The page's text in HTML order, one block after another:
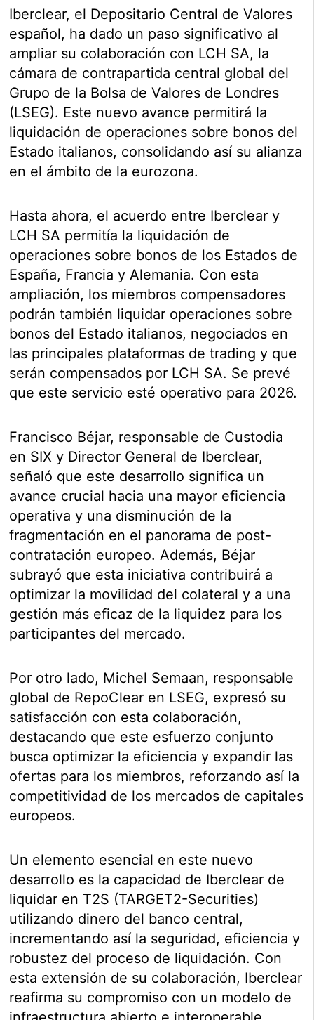
Iberclear, el Depositario Central de Valores
español, ha dado un paso significativo al
ampliar su colaboración con LCH SA, la
cámara de contrapartida central global del
Grupo de la Bolsa de Valores de Londres
(LSEG). Este nuevo avance permitirá la
liquidación de operaciones sobre bonos del
Estado italianos, consolidando así su alianza
en el ámbito de la eurozona.
Hasta ahora, el acuerdo entre Iberclear y
LCH SA permitía la liquidación de
operaciones sobre bonos de los Estados de
España, Francia y Alemania. Con esta
ampliación, los miembros compensadores
podrán también liquidar operaciones sobre
bonos del Estado italianos, negociados en
las principales plataformas de trading y que
serán compensados por LCH SA. Se prevé
que este servicio esté operativo para 2026.
Francisco Béjar, responsable de Custodia
en SIX y Director General de Iberclear,
señaló que este desarrollo significa un
avance crucial hacia una mayor eficiencia
operativa y una disminución de la
fragmentación en el panorama de post-
contratación europeo. Además, Béjar
subrayó que esta iniciativa contribuirá a
optimizar la movilidad del colateral y a una
gestión más eficaz de la liquidez para los
participantes del mercado.
Por otro lado, Michel Semaan, responsable
global de RepoClear en LSEG, expresó su
satisfacción con esta colaboración,
destacando que este esfuerzo conjunto
busca optimizar la eficiencia y expandir las
ofertas para los miembros, reforzando así la
competitividad de los mercados de capitales
europeos.
Un elemento esencial en este nuevo
desarrollo es la capacidad de Iberclear de
liquidar en T2S (TARGET2-Securities)
utilizando dinero del banco central,
incrementando así la seguridad, eficiencia y
robustez del proceso de liquidación. Con
esta extensión de su colaboración, Iberclear
reafirma su compromiso con un modelo de